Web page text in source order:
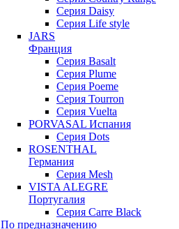
Серия Daisy
Серия Life style
JARS
Франция
Серия Basalt
Серия Plume
Серия Poeme
Серия Tourron
Серия Vuelta
PORVASAL Испания
Серия Dots
ROSENTHAL
Германия
Серия Mesh
VISTA ALEGRE
Португалия
Серия Carre Black
По предназначению